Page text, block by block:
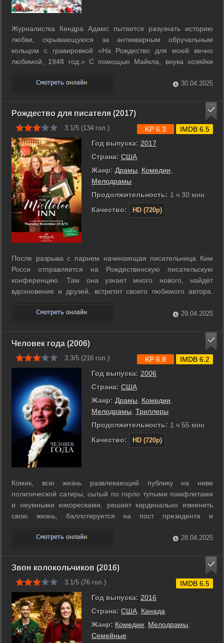
Журналистка Кендра Адамс пытается разузнать историю
любви, скрывающуюся за антикварным обручальным
кольцом с гравировкой «На Рождество для моей вечно
любимой, 1948 год.» С помощью Майкла, внука хозяйки
кольца, она узнаёт, какое наследие оставили влюблённые, а
также то, на какие жертвы им пришлось пойти. ...
30.04.2025
Рождество для писателя (2017)
3.1/5 (134 гол.)
Год выпуска: 2017
Страна: США
Жанр: Драмы Комедии
Мелодрамы
Продолжительность: 1 ч 30 мин
Качество:
HD (720p)
KP 6.3 IMDB 6.5
После разрыва с парнем начинающая писательница Ким
Росси отправляется на Рождественскую писательскую
конференцию. Там она узнает много нового, найдёт
вдохновение и друзей, встретит своего любимого автора.
Однако не обойдётся и без неприятных сюрпризов. ...
29.04.2025
Человек года (2006)
3.3/5 (216 гол.)
Год выпуска: 2006
Страна: США
Жанр: Драмы Комедии
Мелодрамы Триллеры
Продолжительность: 1 ч 55 мин
Качество:
HD (720p)
KP 6.8 IMDB 6.2
Комик, всю жизнь развлекающий публику на ниве
политической сатиры, сытый по горло тупыми памфлетами
и неумными юморесками, решает кардинально изменить
свою жизнь, баллотируется на пост президента и
неожиданно для всех побеждает. Сенсация! Эстрадный
артист - человек года. Но через некоторое время девушка-
программист обнаруживает сбой в системе ...
28.04.2025
Звон колокольчиков (2016)
3.1/5 (76 гол.)
Год выпуска: 2016
Страна: США Канада
Жанр: Комедии Мелодрамы
Семейные
IMDB 6.5